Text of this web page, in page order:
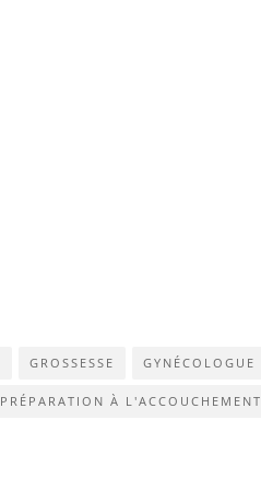
GROSSESSE GYNÉCOLOGUE
PRÉPARATION À L'ACCOUCHEMENT